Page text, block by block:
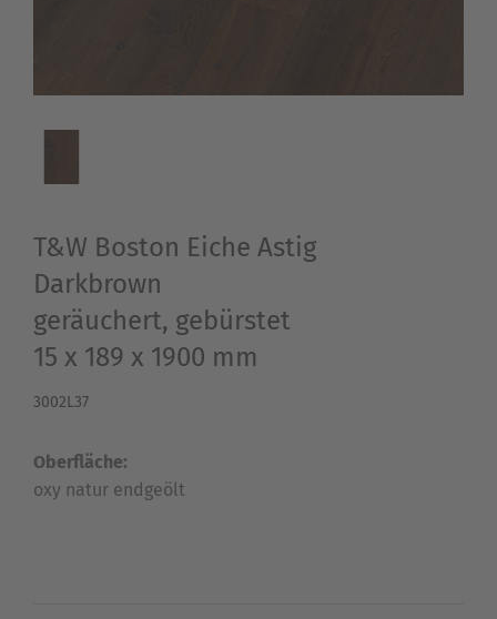
T&W Boston Eiche Astig
Darkbrown
geräuchert, gebürstet
15 x 189 x 1900 mm
3002L37
Oberfläche:
oxy natur endgeölt